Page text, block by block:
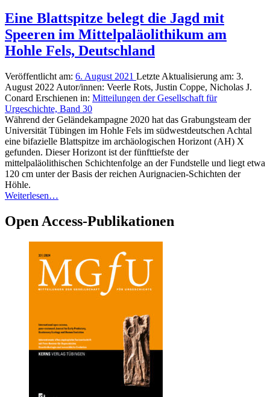
Eine Blattspitze belegt die Jagd mit
Speeren im Mittelpaläolithikum am
Hohle Fels, Deutschland
Veröffentlicht am: 6. August 2021 Letzte Aktualisierung am: 3.
August 2022 Autor/innen: Veerle Rots, Justin Coppe, Nicholas J.
Conard Erschienen in: Mitteilungen der Gesellschaft für
Urgeschichte, Band 30
Während der Geländekampagne 2020 hat das Grabungsteam der
Universität Tübingen im Hohle Fels im südwestdeutschen Achtal
eine bifazielle Blattspitze im archäologischen Horizont (AH) X
gefunden. Dieser Horizont ist der fünfttiefste der
mittelpaläolithischen Schichtenfolge an der Fundstelle und liegt etwa
120 cm unter der Basis der reichen Aurignacien-Schichten der
Höhle.
Weiterlesen…
Open Access-Publikationen